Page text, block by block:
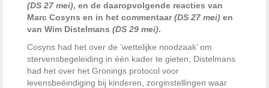
(DS 27 mei), en de daaropvolgende reacties van
Marc Cosyns en in het commentaar(DS 27 mei) en
van Wim Distelmans (DS 29 mei).
Cosyns had het over de ‘wettelijke noodzaak’ om
stervensbegeleiding in één kader te gieten, Distelmans
had het over het Gronings protocol voor
levensbeëindiging bij kinderen, zorginstellingen waar